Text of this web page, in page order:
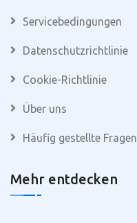
Servicebedingungen
Datenschutzrichtlinie
Cookie-Richtlinie
Über uns
Häufig gestellte Fragen
Mehr entdecken